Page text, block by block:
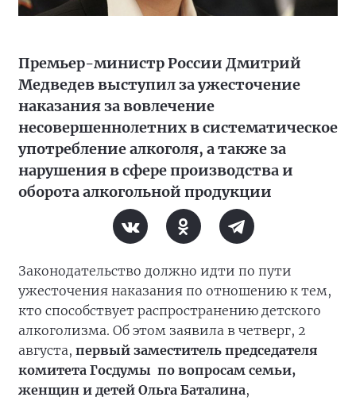
Премьер-министр России Дмитрий
Медведев выступил за ужесточение
наказания за вовлечение
несовершеннолетних в систематическое
употребление алкоголя, а также за
нарушения в сфере производства и
оборота алкогольной продукции
Законодательство должно идти по пути
ужесточения наказания по отношению к тем,
кто способствует распространению детского
алкоголизма. Об этом заявила в четверг, 2
августа, первый заместитель председателя
комитета Госдумы по вопросам семьи,
женщин и детей Ольга Баталина,